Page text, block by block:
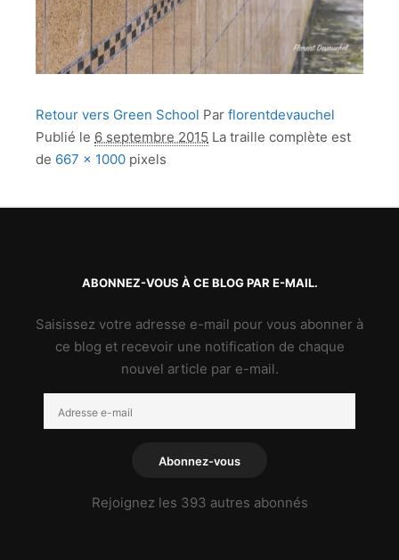
Retour vers Green School Par florentdevauchel
Publié le 6 septembre 2015 La traille complète est
de 667 × 1000 pixels
ABONNEZ-VOUS À CE BLOG PAR E-MAIL.
Saisissez votre adresse e-mail pour vous abonner à
ce blog et recevoir une notification de chaque
nouvel article par e-mail.
e-
Abonnez-vous
Rejoignez les 393 autres abonnés